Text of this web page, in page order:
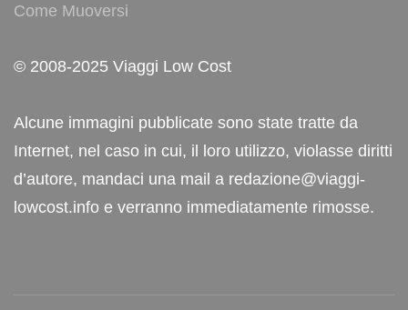
Come Muoversi
© 2008-2025 Viaggi Low Cost
Alcune immagini pubblicate sono state tratte da
Internet, nel caso in cui, il loro utilizzo, violasse diritti
d’autore, mandaci una mail a redazione@viaggi-
lowcost.info e verranno immediatamente rimosse.